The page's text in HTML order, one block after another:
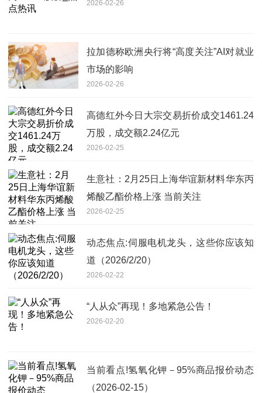
2026-02-26
拉加德称欧洲央行将“高度关注”AI对就业
市场的影响
2026-02-26
高德红外今日大宗交易折价成交1461.24
万股，成交额2.24亿元
2026-02-25
生意社：2月25日上海华谊新材料华东丙
烯酸乙酯价格上涨 当前关注
2026-02-25
动态焦点:伺服电机龙头，这些你应该知
道（2026/2/20）
2026-02-22
“人从众”再现！多地紧急公告！
2026-02-20
当前看点!氢氧化钾－95%商品报价动态
（2026-02-15）